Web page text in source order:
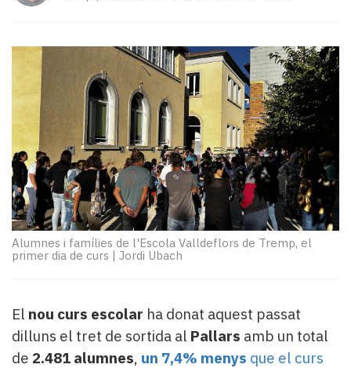
TV
mitjans
El
temps
Reportatges
Entrevistes
Enquestes
A
escena!
Dis
la
teva!
Subscriptors
La
Pallars
Contingut
patrocinat
Alumnes i famílies de l'Escola Valldeflors de Tremp, el
primer dia de curs | Jordi Ubach
El nou curs escolar ha donat aquest passat
dilluns el tret de sortida al Pallars amb un total
de 2.481 alumnes, un 7,4% menys que el curs